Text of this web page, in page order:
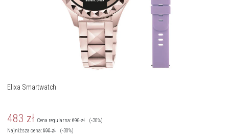
Elixa Smartwatch
483 zł Cena regularna:690zł
(-30%)
Najniższa cena:690zł (-30%)